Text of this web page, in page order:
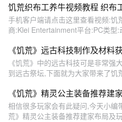
饥荒织布工养牛视频教程 织布
手机客户端请点击这里查看视频:
商:Klei Entertainment平台:PC类型
《饥荒》远古科技制作及材料
《饥荒》中的远古科技可是非常强
到远古祭坛,下面就为大家带来了饥
《饥荒》精灵公主装备推荐建
相信很多玩家会有此疑问,今天小编
荒》精灵公主装备推荐建家布局及